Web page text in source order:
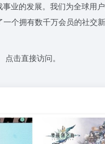
业的发展。我们为全球用
个拥有数千万会员的社交新
点击直接访问。